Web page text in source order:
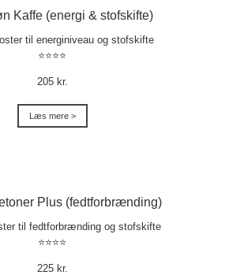
Kaffe (energi & stofskifte)
til energiniveau og stofskifte
⭐⭐⭐⭐
205 kr.
Læs mere >
Plus (fedtforbrænding)
til fedtforbrænding og stofskifte
⭐⭐⭐⭐
225 kr.